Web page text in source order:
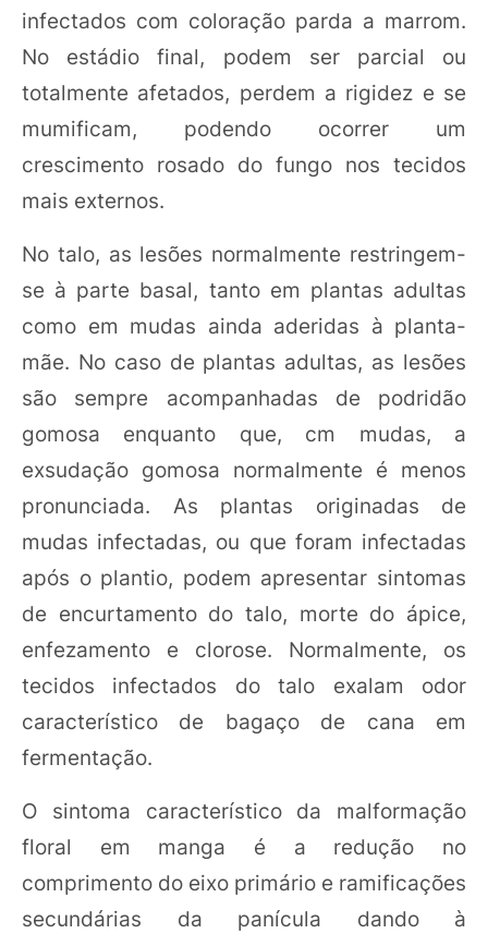
infectados com coloração parda a marrom.
No estádio final, podem ser parcial ou
totalmente afetados, perdem a rigidez e se
mumificam, podendo ocorrer um
crescimento rosado do fungo nos tecidos
mais externos.
No talo, as lesões normalmente restringem-
se à parte basal, tanto em plantas adultas
como em mudas ainda aderidas à planta-
mãe. No caso de plantas adultas, as lesões
são sempre acompanhadas de podridão
gomosa enquanto que, cm mudas, a
exsudação gomosa normalmente é menos
pronunciada. As plantas originadas de
mudas infectadas, ou que foram infectadas
após o plantio, podem apresentar sintomas
de encurtamento do talo, morte do ápice,
enfezamento e clorose. Normalmente, os
tecidos infectados do talo exalam odor
característico de bagaço de cana em
fermentação.
O sintoma característico da malformação
floral em manga é a redução no
comprimento do eixo primário e ramificações
secundárias da panícula dando à